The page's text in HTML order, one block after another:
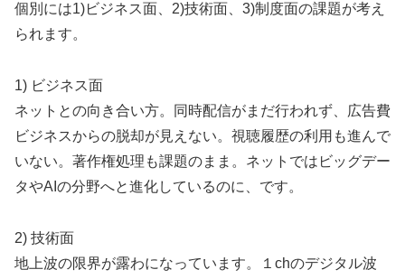
個別には1)ビジネス面、2)技術面、3)制度面の課題が考え
られます。
1) ビジネス面
ネットとの向き合い方。同時配信がまだ行われず、広告費
ビジネスからの脱却が見えない。視聴履歴の利用も進んで
いない。著作権処理も課題のまま。ネットではビッグデー
タやAIの分野へと進化しているのに、です。
2) 技術面
地上波の限界が露わになっています。１chのデジタル波